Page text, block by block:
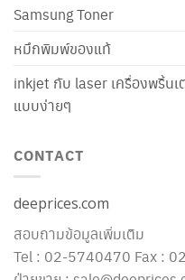
Samsung Toner
หมึกพิมพ์ของแท้
inkjet กับ laser เครื่องพริ้นเ
แบบง่ายๆ
CONTACT
deeprices.com
สอบถามข้อมูลเพิ่มเติม
Tel : 02-5740470 Fax :